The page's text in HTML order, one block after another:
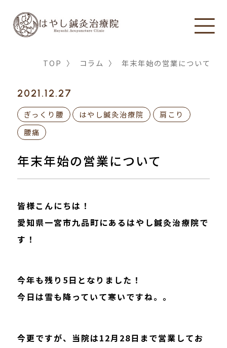
TOP 〉 コラム 〉 年末年始の営業について
2021.12.27
ぎっくり腰 はやし鍼灸治療院
肩こり
腰痛
年末年始の営業について
皆様こんにちは！
愛知県一宮市九品町にあるはやし鍼灸治療院で
す！
今年も残り5日となりました！
今日は雪も降っていて寒いですね。。
今更ですが、当院は12月28日まで営業してお